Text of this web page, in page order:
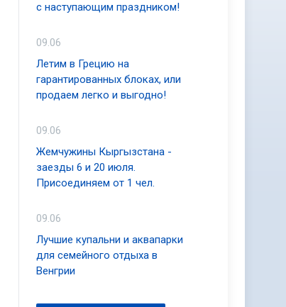
с наступающим праздником!
09.06
Летим в Грецию на
гарантированных блоках, или
продаем легко и выгодно!
09.06
Жемчужины Кыргызстана -
заезды 6 и 20 июля.
Присоединяем от 1 чел.
09.06
Лучшие купальни и аквапарки
для семейного отдыха в
Венгрии